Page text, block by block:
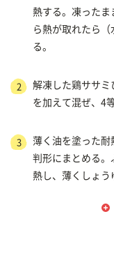
熱する。凍ったま
ら熱が取れたら
る。
2
解凍した鶏ササミ
を加えて混ぜ、4
3
薄く油を塗った
判形にまとめる。
熱し、薄くしょう